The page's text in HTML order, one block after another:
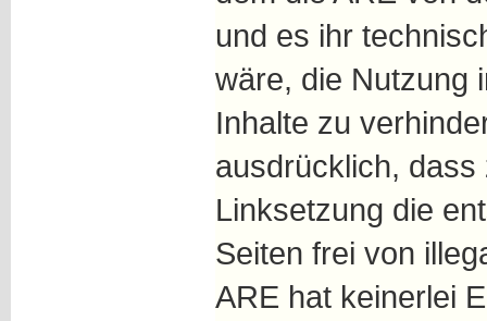
und es ihr
wäre, die Nutzung
Inhalte zu
ausdrücklich,
Linksetzung die
Seiten frei von
ARE hat keinerlei